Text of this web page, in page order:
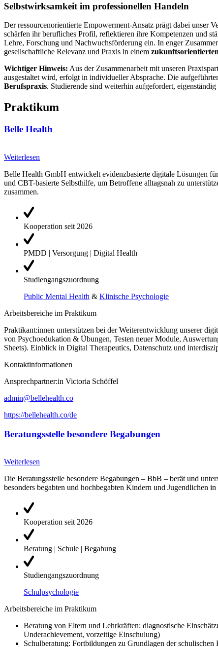
Selbstwirksamkeit im professionellen Handeln
Der ressourcenorientierte Empowerment-Ansatz prägt dabei unser
schärfen ihr berufliches Profil, reflektieren ihre Kompetenzen und
Lehre, Forschung und Nachwuchsförderung ein. In enger
gesellschaftliche Relevanz und Praxis in einem
Wichtiger Hinweis: Aus der Zusammenarbeit mit unseren
ausgestaltet wird, erfolgt in individueller Absprache. Die
Berufspraxis. Studierende sind weiterhin aufgefordert,
Praktikum
Belle Health
Weiterlesen
Belle Health GmbH entwickelt evidenzbasierte digitale Lösungen
und CBT-basierte Selbsthilfe, um Betroffene alltagsnah zu
zusammen.
Kooperation seit 2026
PMDD | Versorgung | Digital Health
Studiengangszuordnung
Public Mental Health & Klinische Psychologie
Arbeitsbereiche im Praktikum
Praktikant:innen unterstützen bei der Weiterentwicklung unserer
von Psychoedukation & Übungen, Testen neuer Module,
Sheets). Einblick in Digital Therapeutics, Datenschutz und
Kontaktinformationen
Ansprechpartner:in Victoria Schöffel
admin@bellehealth.co
https://bellehealth.co/de
Beratungsstelle besondere Begabungen
Weiterlesen
Die Beratungsstelle besondere Begabungen – BbB – berät und
besonders begabten und hochbegabten Kindern und Jugendlichen
Kooperation seit 2026
Beratung | Schule | Begabung
Studiengangszuordnung
Schulpsychologie
Arbeitsbereiche im Praktikum
Beratung von Eltern und Lehrkräften: diagnostische
Underachievement, vorzeitige Einschulung)
Schulberatung: Fortbildungen zu Grundlagen der